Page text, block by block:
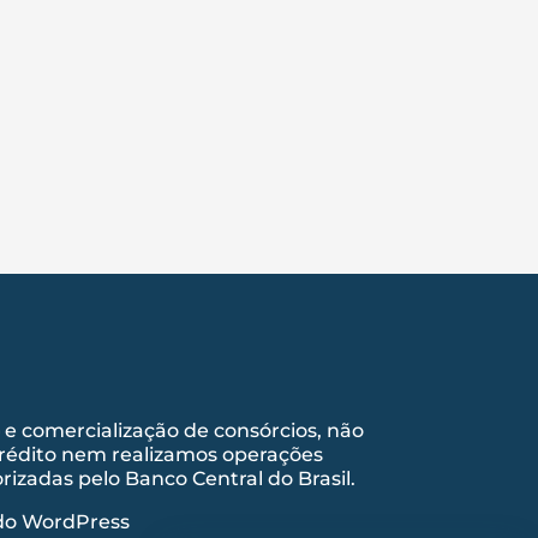
comercialização de consórcios, não
nem realizamos operações
pelo Banco Central do Brasil.
WordPress